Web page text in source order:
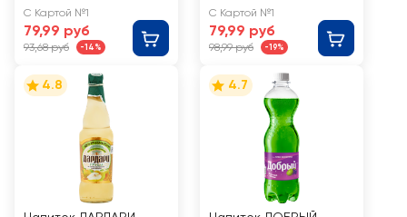
ароматизирова
нный
сильногазирова
нный
С Картой №1
79,99 руб
93,68 руб -14%
калорийностью
сильногазирован
ный
С Картой №1
79,99 руб
98,99 руб -19%
4.8 4.7